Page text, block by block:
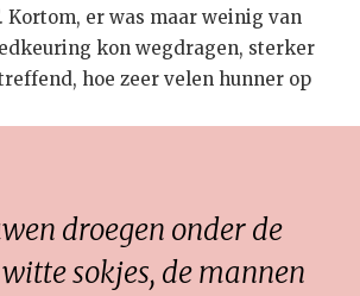
Kortom, er was maar weinig van
kon wegdragen, sterker
hoe zeer velen hunner op
droegen onder de
witte sokjes, de mannen